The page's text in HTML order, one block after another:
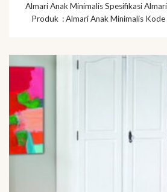
Almari Anak Minimalis Spesifikasi
Produk : Almari Anak Minimalis